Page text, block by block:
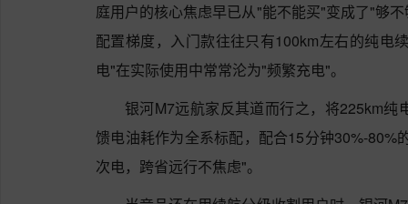
庭用户的核心焦虑早已从"能不能买"变成了"够
配置梯度，入门款往往只有100km左右的纯电
电"在实际使用中常常沦为"频繁充电"。
银河M7远航家反其道而行之，将225km纯
馈电油耗作为全系标配，配合15分钟30%-
次电，跨省远行不焦虑"。